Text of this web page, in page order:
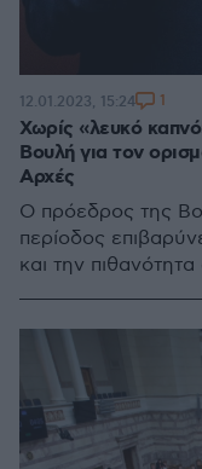
Χωρίς «λευκό
Βουλή για τον
Αρχές
Ο πρόεδρος της
περίοδος
και την
12.01.2023, 15:24 1